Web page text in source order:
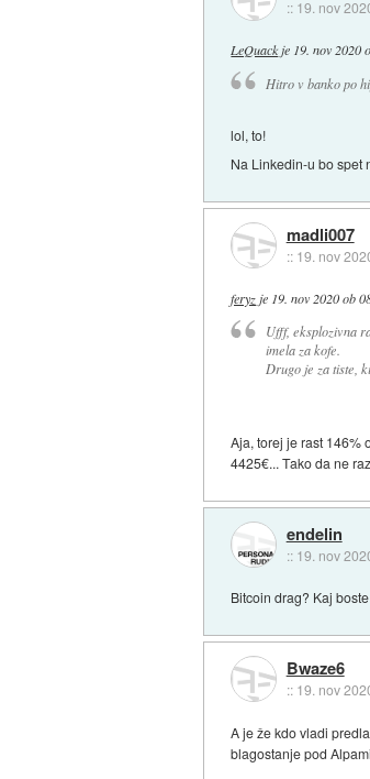
:: 19. nov
LeQuackje 19. nov 2020
Hitro v banko po
lol, to!
Na Linkedin-u bo spet
madli007
:: 19. nov
feryz je 19. nov 2020 ob
Ufff, eksplozivna
imela za kofe.
Drugo je za tiste,
Aja, torej je rast 146%
4425€... Tako da ne
endelin
:: 19. nov
Bitcoin drag? Kaj
Bwaze6
:: 19. nov
A je že kdo vladi
blagostanje pod